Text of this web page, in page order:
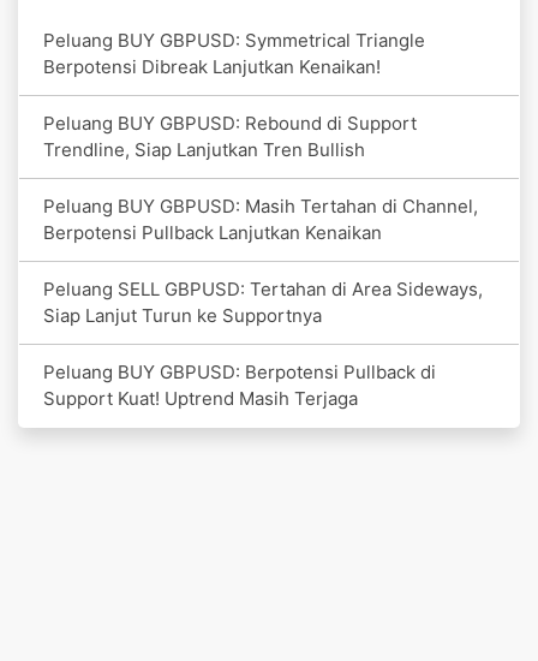
Peluang BUY GBPUSD: Symmetrical Triangle
Berpotensi Dibreak Lanjutkan Kenaikan!
Peluang BUY GBPUSD: Rebound di Support
Trendline, Siap Lanjutkan Tren Bullish
Peluang BUY GBPUSD: Masih Tertahan di Channel,
Berpotensi Pullback Lanjutkan Kenaikan
Peluang SELL GBPUSD: Tertahan di Area Sideways,
Siap Lanjut Turun ke Supportnya
Peluang BUY GBPUSD: Berpotensi Pullback di
Support Kuat! Uptrend Masih Terjaga